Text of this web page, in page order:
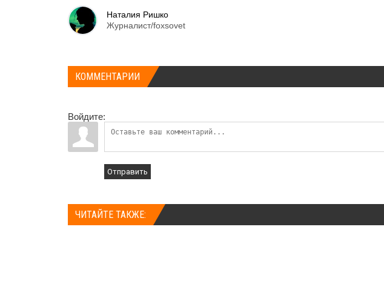
Наталия Ришко
Журналист/foxsovet
КОММЕНТАРИИ
Войдите:
Отправить
ЧИТАЙТЕ ТАКЖЕ: